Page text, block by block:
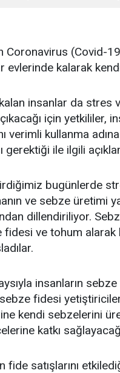
Coronavirus (Covid-
evlerinde kalarak
insanlar da stres
çıkacağı için yetkililer,
verimli kullanma
gerektiği ile ilgili
bugünlerde
ve sebze üretimi
dillendiriliyor.
fidesi ve tohum alarak
insanların
sebze fidesi
kendi sebzelerini
katkı
fide satışlarını